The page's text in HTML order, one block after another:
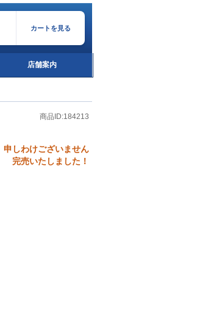
カートを見る
店舗案内
商品ID:184213
申しわけございません
完売いたしました！